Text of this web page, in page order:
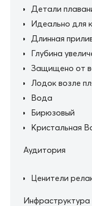
Детали
Идеально для
Длинная
Глубина
Защищено от
Лодок возле
Вода
Бирюзовый
Кристальная
Аудитория
Ценители
Инфраструктура